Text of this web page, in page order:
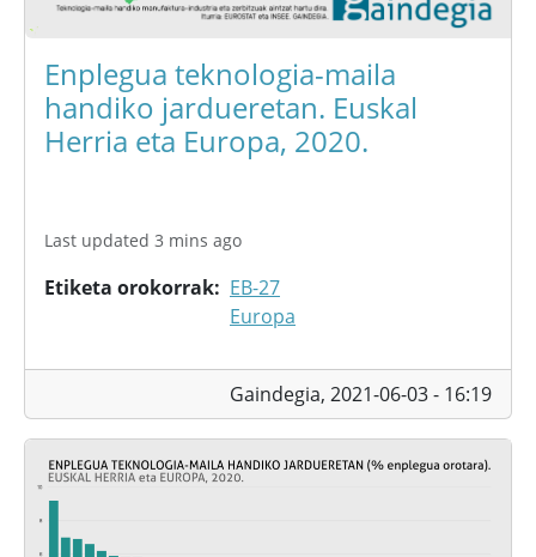
Enplegua teknologia-maila
handiko jardueretan. Euskal
Herria eta Europa, 2020.
Last updated 3 mins ago
Etiketa orokorrak
EB-27
Europa
Gaindegia, 2021-06-03 - 16:19